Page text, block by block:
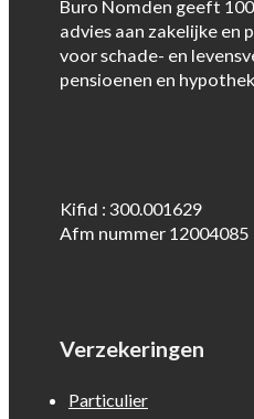
Buro Nomden geeft
advies aan zakelijke en
voor schade- en
pensioenen en
Kifid : 300.001629
Afm nummer 12004085
Verzekeringen
Particulier